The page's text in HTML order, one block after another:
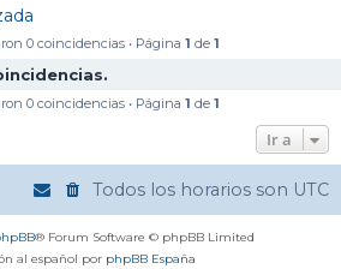
0 coincidencias • Página 1 de 1
0 coincidencias • Página 1 de 1
Ir a
Todos los horarios son UTC
® Forum Software © phpBB Limited
al español por phpBB España